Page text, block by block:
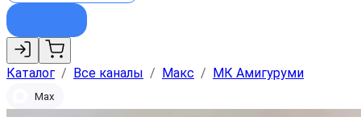
Каталог / Все каналы / Макс / МК Амигуруми
Max